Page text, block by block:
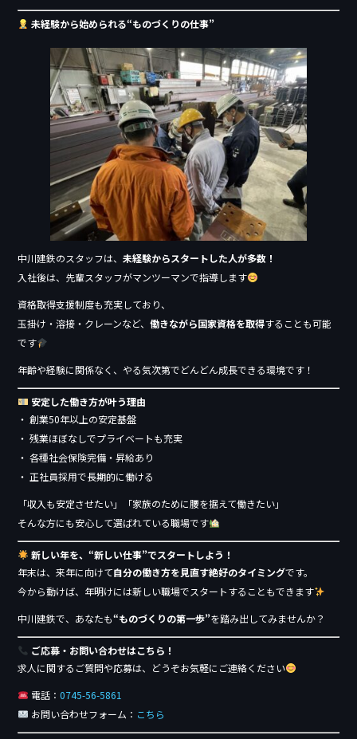
未経験から始められる“ものづくりの仕事”
中川建鉄のスタッフは、未経験からスタートした人が多数！
入社後は、先輩スタッフがマンツーマンで指導します
資格取得支援制度も充実しており、
玉掛け・溶接・クレーンなど、働きながら国家資格を取得することも可能
です
年齢や経験に関係なく、やる気次第でどんどん成長できる環境です！
安定した働き方が叶う理由
・ 創業50年以上の安定基盤
・ 残業ほぼなしでプライベートも充実
・ 各種社会保険完備・昇給あり
・ 正社員採用で長期的に働ける
「収入も安定させたい」「家族のために腰を据えて働きたい」
そんな方にも安心して選ばれている職場です
新しい年を、“新しい仕事”でスタートしよう！
年末は、来年に向けて自分の働き方を見直す絶好のタイミングです。
今から動けば、年明けには新しい職場でスタートすることもできます
中川建鉄で、あなたも“ものづくりの第一歩”を踏み出してみませんか？
ご応募・お問い合わせはこちら！
求人に関するご質問や応募は、どうぞお気軽にご連絡ください
電話：0745-56-5861
お問い合わせフォーム： こちら